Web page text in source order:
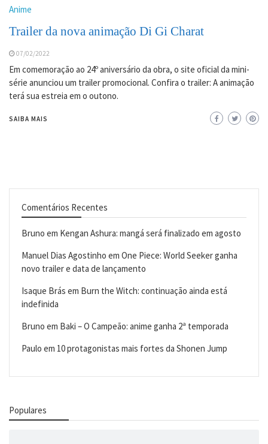
Anime
Trailer da nova animação Di Gi Charat
07/02/2022
Em comemoração ao 24º aniversário da obra, o site oficial da mini-
série anunciou um trailer promocional. Confira o trailer: A animação
terá sua estreia em o outono.
SAIBA MAIS
Comentários Recentes
Bruno em Kengan Ashura: mangá será finalizado em agosto
Manuel Dias Agostinho em One Piece: World Seeker ganha
novo trailer e data de lançamento
Isaque Brás em Burn the Witch: continuação ainda está
indefinida
Bruno em Baki – O Campeão: anime ganha 2ª temporada
Paulo em 10 protagonistas mais fortes da Shonen Jump
Populares